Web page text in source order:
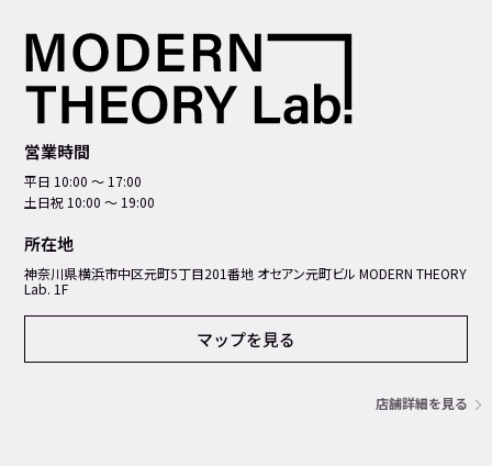
営業時間
平日 10:00 ～ 17:00
土日祝 10:00 ～ 19:00
所在地
神奈川県横浜市中区元町5丁⽬201番地 オセアン元町ビル MODERN THEORY
Lab. 1F
マップを見る
店舗詳細を見る